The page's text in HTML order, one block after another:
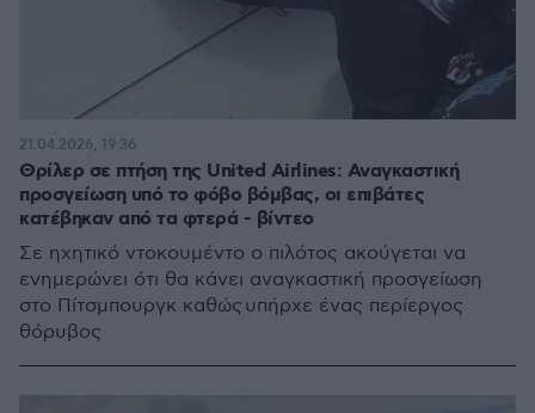
Θρίλερ σε πτήση της United Airlines: Αναγκαστική
προσγείωση υπό το φόβο βόμβας, οι επιβάτες
κατέβηκαν από τα φτερά - βίντεο
Σε ηχητικό ντοκουμέντο ο πιλότος ακούγεται να
ενημερώνει ότι θα κάνει αναγκαστική προσγείωση
στο Πίτσμπουργκ καθώς υπήρχε ένας περίεργος
θόρυβος
21.04.2026, 19:36